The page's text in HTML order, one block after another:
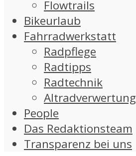
Flowtrails
Bikeurlaub
Fahrradwerkstatt
Radpflege
Radtipps
Radtechnik
Altradverwertung
People
Das Redaktionsteam
Transparenz bei uns